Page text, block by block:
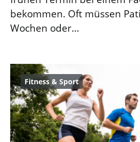
bekommen. Oft müssen
Wochen oder…
Fitness & Sport